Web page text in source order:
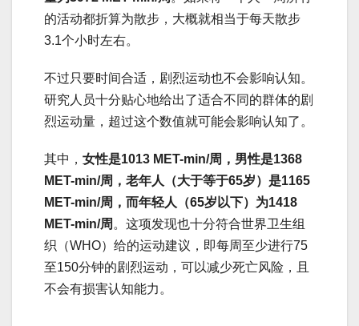
的活动都折算为散步，大概就相当于每天散步
3.1个小时左右。
不过只要时间合适，剧烈运动也不会影响认知。
研究人员十分贴心地给出了适合不同的群体的剧
烈运动量，超过这个数值就可能会影响认知了。
其中， 女性是1013 MET-min/周，男性是1368
MET-min/周，老年人（大于等于65岁）是1165
MET-min/周，而年轻人（65岁以下）为1418
MET-min/周 。这项发现也十分符合世界卫生组
织（WHO）给的运动建议，即每周至少进行75
至150分钟的剧烈运动，可以减少死亡风险，且
不会有损害认知能力。